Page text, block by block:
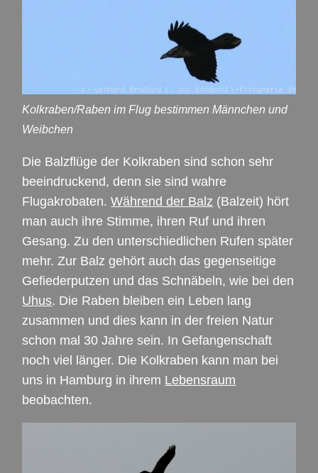
Kolkraben/Raben im Flug bestimmen Männchen und
Weibchen
Die Balzflüge der Kolkraben sind schon sehr
beeindruckend, denn sie sind wahre
Flugakrobaten.Während der Balz (Balzeit) hört
man auch ihre Stimme, ihren Ruf und ihren
Gesang. Zu den unterschiedlichen Rufen später
mehr. Zur Balz gehört auch das gegenseitige
Gefiederputzen und das Schnäbeln, wie bei den
Uhus. Die Raben bleiben ein Leben lang
zusammen und dies kann in der freien Natur
schon mal 30 Jahre sein. In Gefangenschaft
noch viel länger. Die Kolkraben kann man bei
uns in Hamburg in ihrem Lebensraum
beobachten.